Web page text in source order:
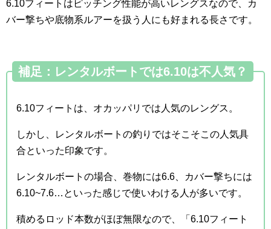
6.10フィートはピッチング性能が高いレングスなので、カ
バー撃ちや底物系ルアーを扱う人にも好まれる長さです。
補足：レンタルボートでは6.10は不人気？
6.10フィートは、オカッパリでは人気のレングス。
しかし、レンタルボートの釣りではそこそこの人気具
合といった印象です。
レンタルボートの場合、巻物には6.6、カバー撃ちには
6.10~7.6…といった感じで使いわける人が多いです。
積めるロッド本数がほぼ無限なので、「6.10フィート